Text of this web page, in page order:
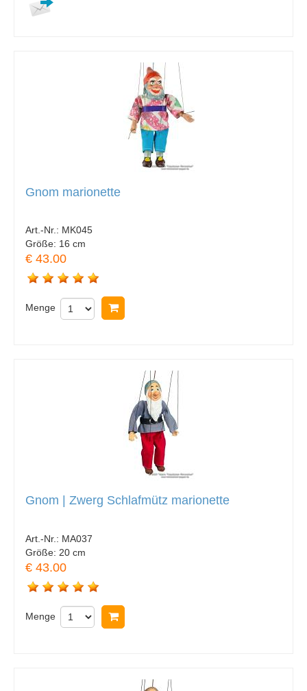
Gnom marionette
Art.-Nr.: MK045
Größe: 16 cm
€ 43.00
Menge
Gnom | Zwerg Schlafmütz marionette
Art.-Nr.: MA037
Größe: 20 cm
€ 43.00
Menge